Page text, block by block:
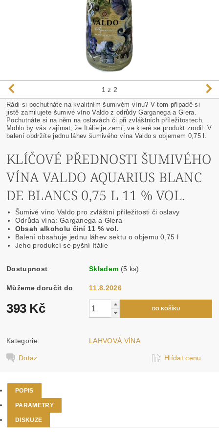
1 z 2
Rádi si pochutnáte na kvalitním šumivém vínu? V tom případě si
jistě zamilujete šumivé víno Valdo z odrůdy Garganega a Glera.
Pochutnáte si na něm na oslavách či při zvláštních příležitostech.
Mohlo by vás zajímat, že Itálie je zemí, ve které se produkt zrodil. V
balení obdržíte jednu láhev šumivého vína Valdo s objemem 0,75 l.
KLÍČOVÉ PŘEDNOSTI ŠUMIVÉHO
VÍNA VALDO AQUARIUS BLANC
DE BLANCS 0,75 L 11 % VOL.
Šumivé víno Valdo pro zvláštní příležitosti či oslavy
Odrůda vína: Garganega a Glera
Obsah alkoholu činí 11 % vol.
Balení obsahuje jednu láhev sektu o objemu 0,75 l
Jeho produkcí se pyšní Itálie
Dostupnost Skladem (5 ks)
Můžeme doručit do 11.8.2026
393 Kč
Kategorie LAHVOVÁ VÍNA
Dotaz Hlídat cenu
POPIS
PARAMETRY
DISKUZE